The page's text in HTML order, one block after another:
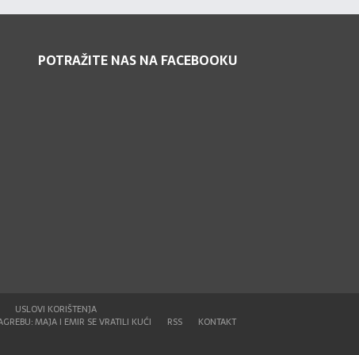
POTRAŽITE NAS NA FACEBOOKU
USLOVI KORIŠTENJA
MAJA I EMIR SE VRATILI KUĆI
RSS KONTAKT